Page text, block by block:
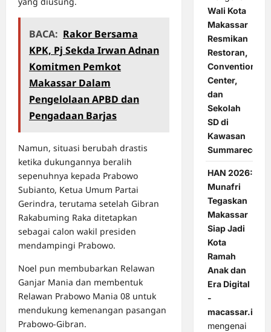
BACA: Rakor Bersama
KPK, Pj Sekda Irwan Adnan
Komitmen Pemkot
Makassar Dalam
Pengelolaan APBD dan
Pengadaan Barjas
Namun, situasi berubah drastis
ketika dukungannya beralih
sepenuhnya kepada Prabowo
Subianto, Ketua Umum Partai
Gerindra, terutama setelah Gibran
Rakabuming Raka ditetapkan
sebagai calon wakil presiden
mendampingi Prabowo.
Noel pun membubarkan Relawan
Ganjar Mania dan membentuk
Relawan Prabowo Mania 08 untuk
mendukung kemenangan pasangan
Prabowo-Gibran.
Wali Kota
Makassar
Resmikan
Restoran,
Convention
Center,
dan
Sekolah
SD di
Kawasan
Summarecon
HAN 2026:
Munafri
Tegaskan
Makassar
Siap Jadi
Kota
Ramah
Anak dan
Era Digital
-
macassar.id
mengenai